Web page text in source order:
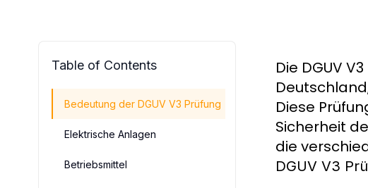
Table of Contents
Bedeutung der DGUV V3 Prüfung
Elektrische Anlagen
Betriebsmittel
Die DGUV
Diese
Sicherheit
die
DGUV V3